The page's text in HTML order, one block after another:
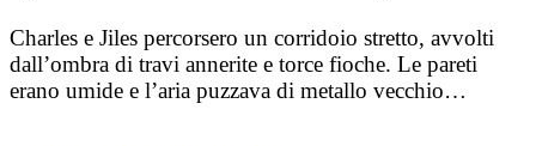
Charles e Jiles percorsero un corridoio stretto, avvolti
dall’ombra di travi annerite e torce fioche. Le pareti
erano umide e l’aria puzzava di metallo vecchio…